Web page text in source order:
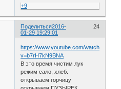
+9
Поделиться 24
2016-
01-29 19:29:01
https://www.youtube.com/watch?
v=b7rH7kN9BNA
В это время чистим лук
режим сало, хлеб.
открываем горчицу